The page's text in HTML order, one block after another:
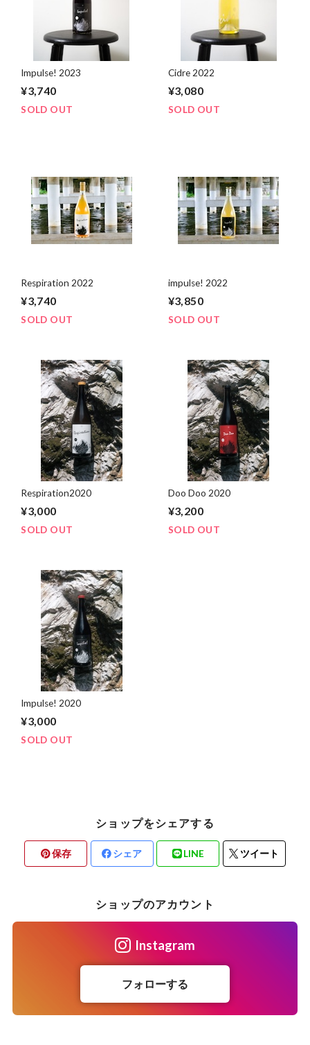
Impulse! 2023
¥3,740
SOLD OUT
Cidre 2022
¥3,080
SOLD OUT
Respiration 2022
¥3,740
SOLD OUT
impulse! 2022
¥3,850
SOLD OUT
Respiration2020
¥3,000
SOLD OUT
Doo Doo 2020
¥3,200
SOLD OUT
Impulse! 2020
¥3,000
SOLD OUT
ショップをシェアする
保存 シェア LINE ツイート
ショップのアカウント
Instagram
フォローする